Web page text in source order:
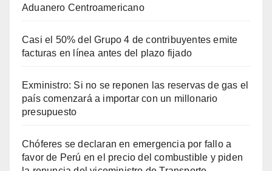
Aduanero Centroamericano
Casi el 50% del Grupo 4 de contribuyentes emite
facturas en línea antes del plazo fijado
Exministro: Si no se reponen las reservas de gas el
país comenzará a importar con un millonario
presupuesto
Chóferes se declaran en emergencia por fallo a
favor de Perú en el precio del combustible y piden